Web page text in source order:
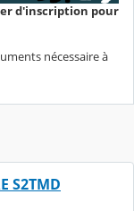
d'inscription pour
nécessaire à
S2TMD